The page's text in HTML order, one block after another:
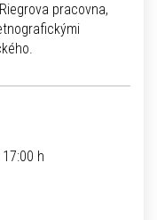
pracovna,
h